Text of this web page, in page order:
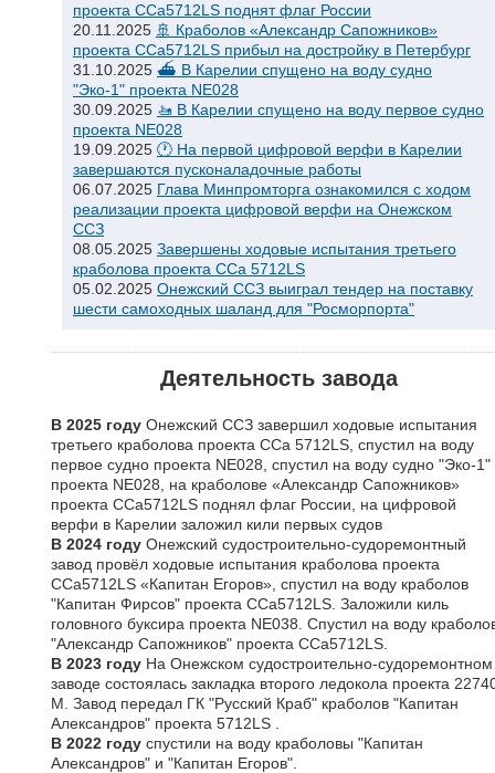
проекта CCa5712LS поднят флаг России
20.11.2025 🚢 Краболов «Александр Сапожников»
проекта CCa5712LS прибыл на достройку в Петербург
31.10.2025 ⛴ В Карелии спущено на воду судно
"Эко-1" проекта NE028
30.09.2025 🚤 В Карелии спущено на воду первое судно
проекта NE028
19.09.2025 🕐 На первой цифровой верфи в Карелии
завершаются пусконаладочные работы
06.07.2025 Глава Минпромторга ознакомился с ходом
реализации проекта цифровой верфи на Онежском
ССЗ
08.05.2025 Завершены ходовые испытания третьего
краболова проекта CCa 5712LS
05.02.2025 Онежский ССЗ выиграл тендер на поставку
шести самоходных шаланд для "Росморпорта"
Деятельность завода
В 2025 году Онежский ССЗ завершил ходовые испытания
третьего краболова проекта CCa 5712LS, спустил на воду
первое судно проекта NE028, спустил на воду судно "Эко-1"
проекта NE028, на краболове «Александр Сапожников»
проекта CCa5712LS поднял флаг России, на цифровой
верфи в Карелии заложил кили первых судов
В 2024 году Онежский судостроительно-судоремонтный
завод провёл ходовые испытания краболова проекта
ССa5712LS «Капитан Егоров», спустил на воду краболов
"Капитан Фирсов" проекта CCa5712LS. Заложили киль
головного буксира проекта NE038. Спустил на воду
"Александр Сапожников" проекта CCa5712LS.
В 2023 году На Онежском судостроительно-судоремонтном
заводе состоялась закладка второго ледокола проекта
М. Завод передал ГК "Русский Краб" краболов "Капитан
Александров" проекта 5712LS .
В 2022 году спустили на воду краболовы "Капитан
Александров" и "Капитан Егоров".